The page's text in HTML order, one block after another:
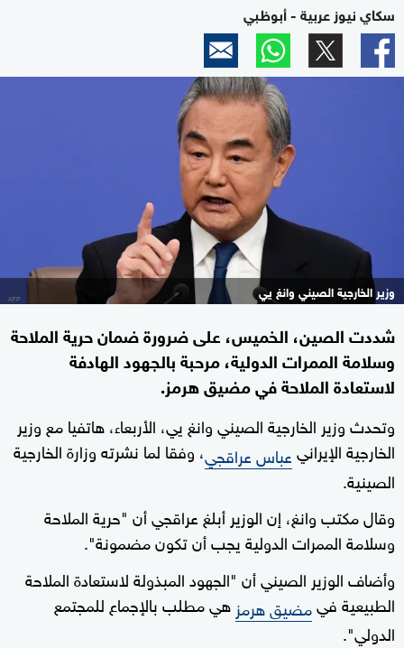
سكاي نيوز عربية - أبوظبي
وزير الخارجية الصيني وانغ يي
شددت الصين، الخميس، على ضرورة ضمان حرية الملاحة
وسلامة الممرات الدولية، مرحبة بالجهود الهادفة
لاستعادة الملاحة في مضيق هرمز.
وتحدث وزير الخارجية الصيني وانغ يي، الأربعاء، هاتفيا مع وزير
الخارجية الإيرانيعباس عراقجي، وفقا لما نشرته وزارة الخارجية
الصينية.
وقال مكتب وانغ، إن الوزير أبلغ عراقجي أن "حرية الملاحة
وسلامة الممرات الدولية يجب أن تكون مضمونة".
وأضاف الوزير الصيني أن "الجهود المبذولة لاستعادة الملاحة
الطبيعية فيمضيق هرمز هي مطلب بالإجماع للمجتمع
الدولي".